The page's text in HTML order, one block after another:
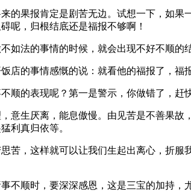
果报肯定是剧苦无边。试想一下，如果
呢，归根结底还是福报不够啊！
法的事情的时候，就会出现不好不顺的
的事情感慨的说：就看他的福报了，福
的表现呢？第一是警示，你做错了，赶
生厌离，能息傲慢。由见苦是不善果故
利真归依等。
，这样就可以让我们生起出离心，折服
顺时，要深深感恩，这是三宝的加持，